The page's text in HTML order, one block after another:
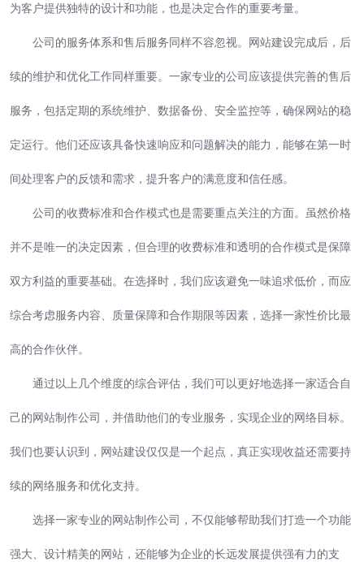
为客户提供独特的设计和功能，也是决定合作的重要考量。
公司的服务体系和售后服务同样不容忽视。网站建设完成后，后
续的维护和优化工作同样重要。一家专业的公司应该提供完善的售后
服务，包括定期的系统维护、数据备份、安全监控等，确保网站的稳
定运行。他们还应该具备快速响应和问题解决的能力，能够在第一时
间处理客户的反馈和需求，提升客户的满意度和信任感。
公司的收费标准和合作模式也是需要重点关注的方面。虽然价格
并不是唯一的决定因素，但合理的收费标准和透明的合作模式是保障
双方利益的重要基础。在选择时，我们应该避免一味追求低价，而应
综合考虑服务内容、质量保障和合作期限等因素，选择一家性价比最
高的合作伙伴。
通过以上几个维度的综合评估，我们可以更好地选择一家适合自
己的网站制作公司，并借助他们的专业服务，实现企业的网络目标。
我们也要认识到，网站建设仅仅是一个起点，真正实现收益还需要持
续的网络服务和优化支持。
选择一家专业的网站制作公司，不仅能够帮助我们打造一个功能
强大、设计精美的网站，还能够为企业的长远发展提供强有力的支